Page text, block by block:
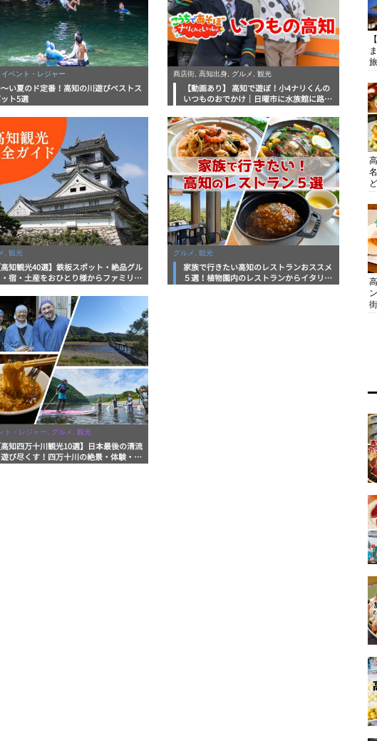
ベント・レジャー
い夏のド定番！高知の川遊びベストス
ト5選
商店街, 高知出身, グルメ, 観光
【動画あり】 高知で遊ぼ！小4ナリくんの
いつものおでかけ｜日曜市に水族館に路面
, 観光
高知観光40選】鉄板スポット・絶品グル
宿・土産をおひとり様からファミリー
グルメ, 観光
家族で行きたい高知のレストランおススメ
５選！植物園内のレストランからイタリア
ト・レジャー, グルメ, 観光
高知四万十川観光10選】日本最後の清流
び尽くす！四万十川の絶景・体験・グ